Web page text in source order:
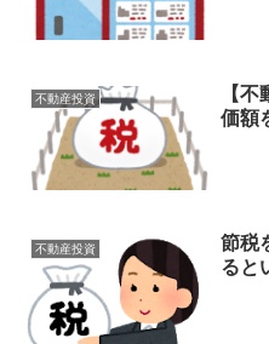
不動産投資
【
価額
不動産投資
節税
ると